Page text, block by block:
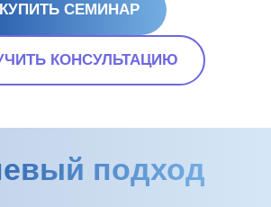
КУПИТЬ СЕМИНАР
КОНСУЛЬТАЦИЮ
подход